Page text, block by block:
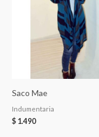
Saco Mae
Indumentaria
$ 1.490